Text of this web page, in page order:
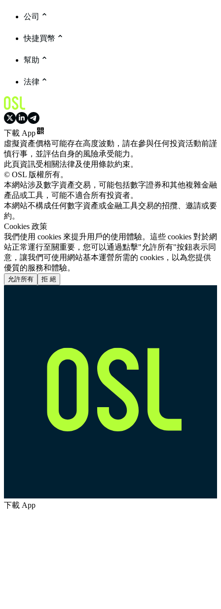
公司
快捷買幣
幫助
法律
下載 App
虛擬資產價格可能存在高度波動，請在參與任何投資活動前謹
慎行事，並評估自身的風險承受能力。
此頁資訊受相關法律及使用條款約束。
© OSL 版權所有。
本網站涉及數字資產交易，可能包括數字證券和其他複雜金融
產品或工具，可能不適合所有投資者。
本網站不構成任何數字資產或金融工具交易的招攬、邀請或要
約。
Cookies 政策
我們使用 cookies 來提升用戶的使用體驗。這些 cookies 對於網
站正常運行至關重要，您可以通過點擊"允許所有"按鈕表示同
意，讓我們可使用網站基本運營所需的 cookies，以為您提供
優質的服務和體驗。
允許所有 拒 絕
下載 App